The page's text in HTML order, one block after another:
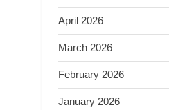
April 2026
March 2026
February 2026
January 2026